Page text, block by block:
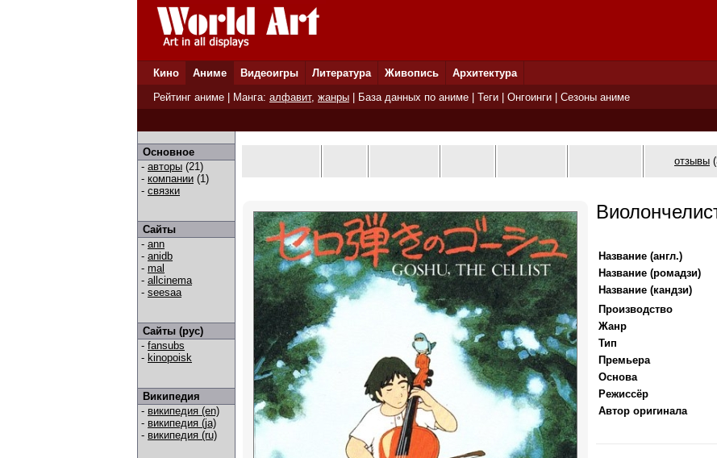
Кино Аниме Видеоигры Литература Живопись Архитектура
Рейтинг аниме | Манга: алфавит, жанры База данных по аниме Теги Онгоинги
Сезоны аниме
Основное
- авторы (21)
- компании (1)
- связки
Сайты
- ann
- anidb
- mal
- allcinema
- seesaa
Сайты (рус)
- fansubs
- kinopoisk
Википедия
- википедия (en)
- википедия (ja)
- википедия (ru)
отзывы
Название (англ.)
Название (ромадзи)
Название (кандзи)
Производство
Жанр
Тип
Премьера
Основа
Режиссёр
Автор оригинала